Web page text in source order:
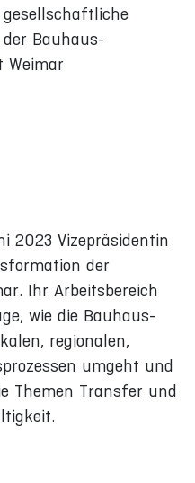
Bauhaus-
Weimar
2023 Vizepräsidentin
der
Ihr Arbeitsbereich
wie die Bauhaus-
regionalen,
umgeht und
Themen Transfer und